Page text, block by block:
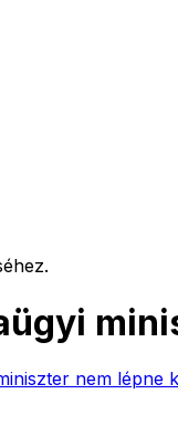
nem lépne